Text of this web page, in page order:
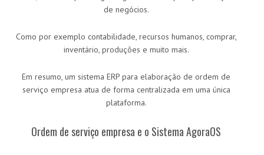
de negócios.
Como por exemplo contabilidade, recursos humanos, comprar,
inventário, produções e muito mais.
Em resumo, um sistema ERP para elaboração de ordem de
serviço empresa atua de forma centralizada em uma única
plataforma.
Ordem de serviço empresa e o Sistema AgoraOS